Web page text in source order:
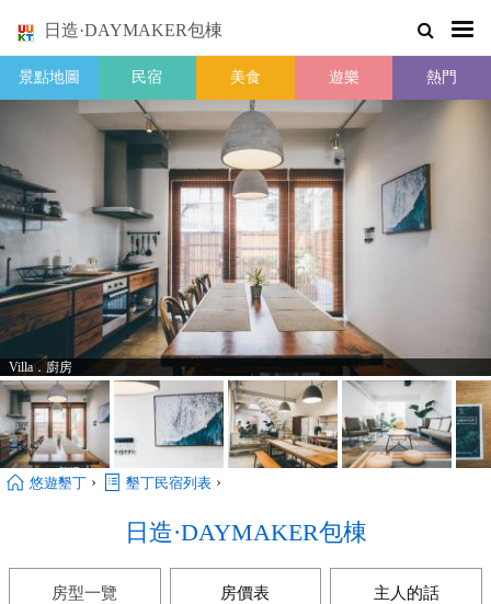
日造·DAYMAKER包棟
景點地圖 民宿 美食 遊樂 熱門
Villa．廚房
悠遊墾丁 › 墾丁民宿列表 ›
日造·DAYMAKER包棟
房型一覽 房價表 主人的話